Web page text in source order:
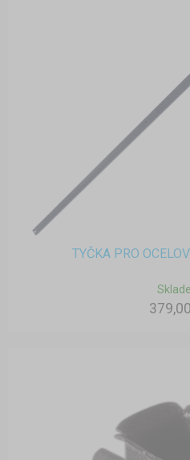
TYČKA PRO